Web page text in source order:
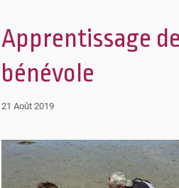
Apprentissage
bénévole
21 Août 2019